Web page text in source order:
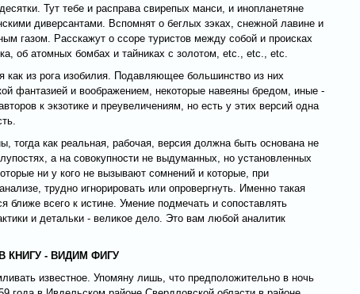
Тут тебе и расправа свирепых манси, и инопланетяне
диверсантами. Вспомнят о беглых зэках, снежной лавине и
газом. Расскажут о ссоре туристов между собой и происках
об атомных бомбах и тайниках с золотом, etc., etc., etc.
как из рога изобилия. Подавляющее большинство из них
фантазией и воображением, некоторые навеяны бредом, иные -
к экзотике и преувеличениям, но есть у этих версий одна
тогда как реальная, рабочая, версия должна быть основана не
а на совокупности не выдуманных, но установленных
ни у кого не вызывают сомнений и которые, при
трудно игнорировать или опровергнуть. Именно такая
ближе всего к истине. Умение подмечать и сопоставлять
и детальки - великое дело. Это вам любой аналитик
- ВИДИМ ФИГУ
известное. Упомяну лишь, что предположительно в ночь